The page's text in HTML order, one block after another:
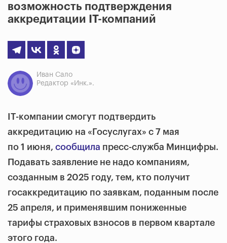
возможность подтверждения
аккредитации IT-компаний
Иван Сало
Редактор «Инк.».
IT-компании смогут подтвердить
аккредитацию на «Госуслугах» с 7 мая
по 1 июня, сообщила пресс-служба Минцифры.
Подавать заявление не надо компаниям,
созданным в 2025 году, тем, кто получит
госаккредитацию по заявкам, поданным после
25 апреля, и применявшим пониженные
тарифы страховых взносов в первом квартале
этого года.